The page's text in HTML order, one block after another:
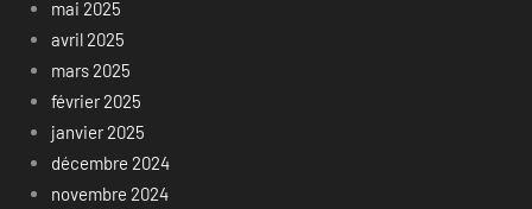
mai 2025
avril 2025
mars 2025
février 2025
janvier 2025
décembre 2024
novembre 2024